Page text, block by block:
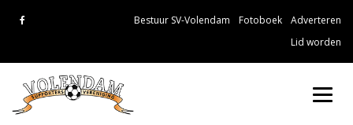
Bestuur SV-Volendam Fotoboek
Adverteren
Lid worden